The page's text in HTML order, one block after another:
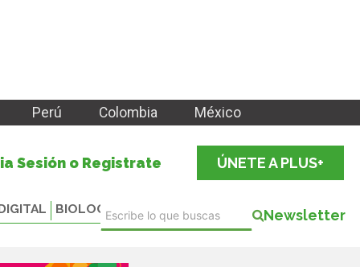
Perú Colombia México
Sesión o Registrate ÚNETE A PLUS+
BIOLOGICALS Newsletter